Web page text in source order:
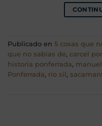
Publicado en 5 cosas que
que no sabias de, carcel
historia ponferrada,
Ponferrada, rio sil ,